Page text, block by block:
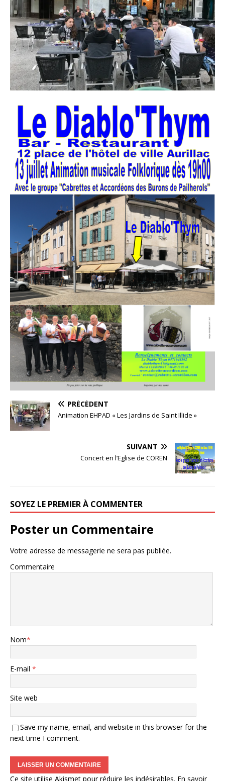
PRÉCÉDENT
Animation EHPAD « Les Jardins de Saint Illide »
SUIVANT
Concert en l’Eglise de COREN
SOYEZ LE PREMIER À COMMENTER
Poster un Commentaire
Votre adresse de messagerie ne sera pas publiée.
Commentaire
Nom*
E-mail *
Site web
Save my name, email, and website in this browser for the
next time I comment.
Ce site utilise Akismet pour réduire les indésirables. En savoir